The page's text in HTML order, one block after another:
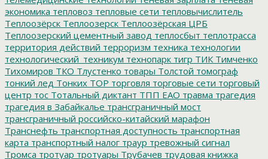
экономика тепловоз тепловые сети тепловычислитель
Теплоозёрск Теплоозерск Теплоозёрская ЦРБ
Теплоозерский цементный завод теплосбыт теплотрасса
территория действий терроризм техника технологии
технологический_техникум технопарк тигр ТИК Тимченко
Тихомиров ТКО Тлустенко товары Толстой томограф
тонкий лед Тонких ТОР торговля торговые сети торговый
центр тос Тотальный диктант ТПП ЕАО травма трагедия
трагедия в Забайкалье трансграничный мост
трансграничный российско-китайский марафон
Транснефть транспортная доступность транспортная
карта транспортный налог траур тревожный сигнал
Тромса тротуар тротуары Трубачев трудовая книжка